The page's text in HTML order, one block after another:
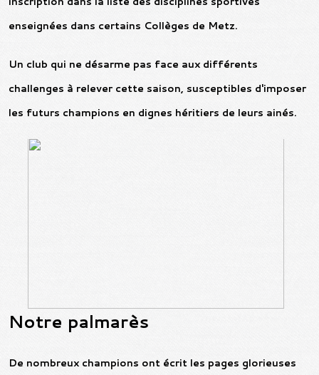
enseignées dans certains Collèges de Metz.
Un club qui ne désarme pas face aux différents
challenges à relever cette saison, susceptibles d'imposer
les futurs champions en dignes héritiers de leurs ainés.
Notre palmarès
De nombreux champions ont écrit les pages glorieuses